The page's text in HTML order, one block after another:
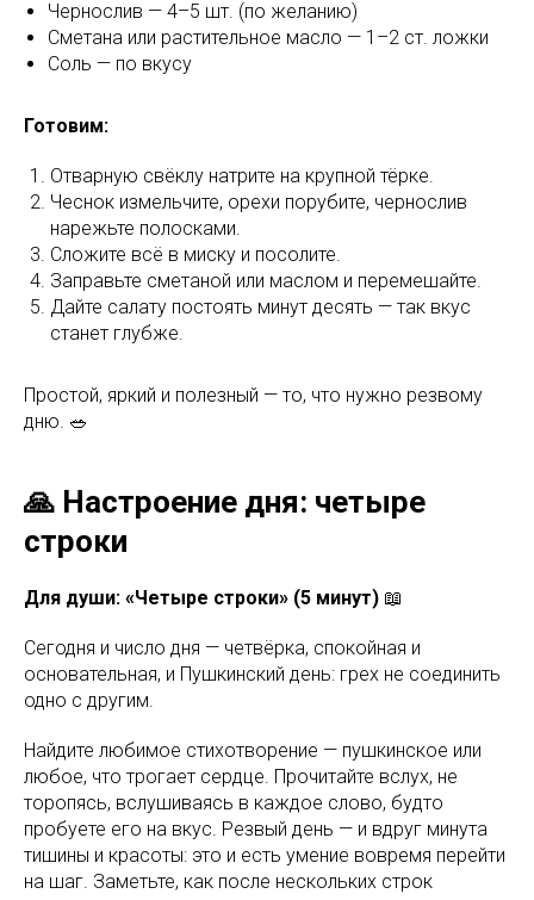
Чернослив — 4–5 шт. (по желанию)
Сметана или растительное масло — 1–2 ст. ложки
Соль — по вкусу
Готовим:
Отварную свёклу натрите на крупной тёрке.
Чеснок измельчите, орехи порубите, чернослив
нарежьте полосками.
Сложите всё в миску и посолите.
Заправьте сметаной или маслом и перемешайте.
Дайте салату постоять минут десять — так вкус
станет глубже.
Простой, яркий и полезный — то, что нужно резвому
дню. 🥗
🙏 Настроение дня: четыре
строки
Для души: «Четыре строки» (5 минут) 📖
Сегодня и число дня — четвёрка, спокойная и
основательная, и Пушкинский день: грех не соединить
одно с другим.
Найдите любимое стихотворение — пушкинское или
любое, что трогает сердце. Прочитайте вслух, не
торопясь, вслушиваясь в каждое слово, будто
пробуете его на вкус. Резвый день — и вдруг минута
тишины и красоты: это и есть умение вовремя перейти
на шаг. Заметьте, как после нескольких строк